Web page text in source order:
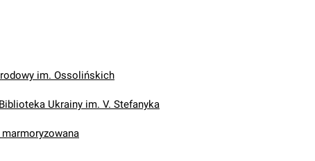
im. Ossolińskich
Ukrainy im. V. Stefanyka